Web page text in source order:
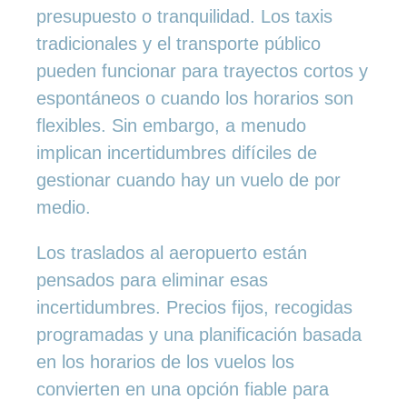
presupuesto o tranquilidad. Los taxis
tradicionales y el transporte público
pueden funcionar para trayectos cortos y
espontáneos o cuando los horarios son
flexibles. Sin embargo, a menudo
implican incertidumbres difíciles de
gestionar cuando hay un vuelo de por
medio.
Los traslados al aeropuerto están
pensados para eliminar esas
incertidumbres. Precios fijos, recogidas
programadas y una planificación basada
en los horarios de los vuelos los
convierten en una opción fiable para